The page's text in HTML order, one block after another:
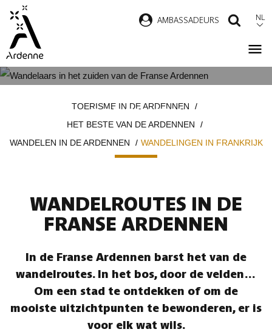
Overslaan
naar
inhoud
AMBASSADEURS NL
ARDENNEN
TOERISME IN DE ARDENNEN
HET BESTE VAN DE ARDENNEN
WANDELEN IN DE ARDENNEN
WANDELINGEN IN FRANKRIJK
WANDELROUTES IN DE
FRANSE ARDENNEN
In de Franse Ardennen barst het van de
wandelroutes. In het bos, door de velden…
Om een stad te ontdekken of om de
mooiste uitzichtpunten te bewonderen, er is
voor elk wat wils.